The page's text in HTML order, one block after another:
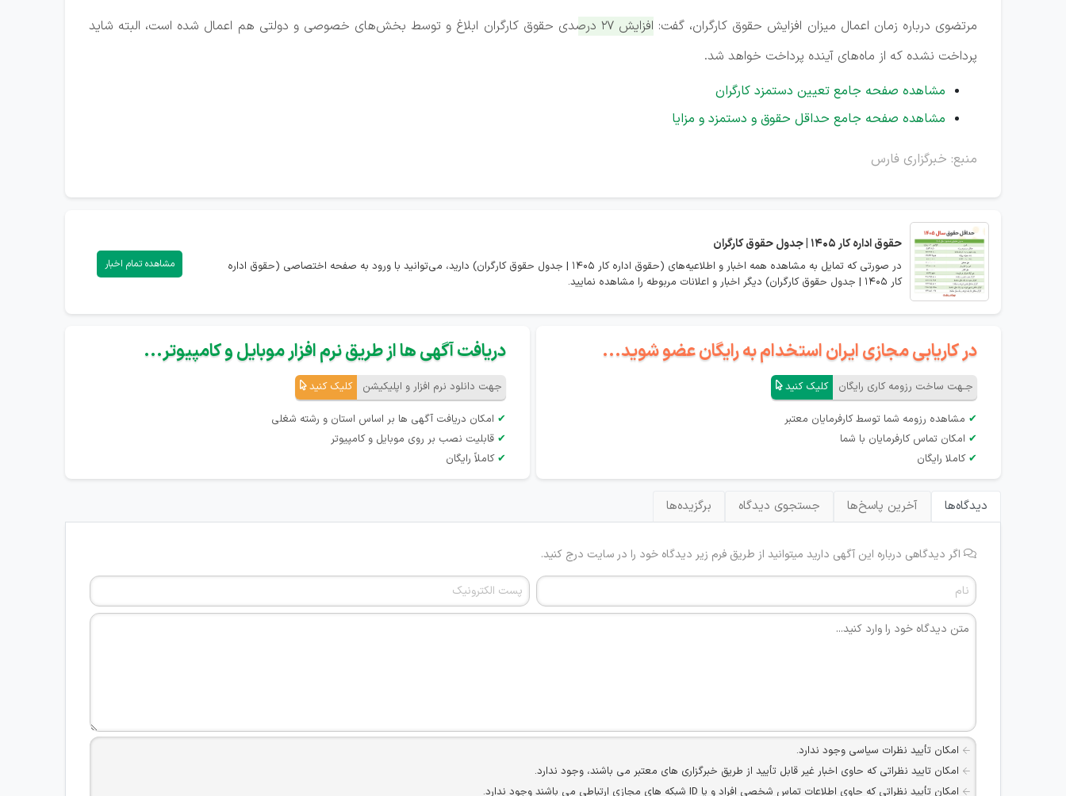
مرتضوی درباره زمان اعمال میزان افزایش حقوق کارگران، گفت:
افزایش 27 درصدی حقوق کارگران ابلاغ و توسط بخش‌های خصوصی و دولتی هم اعمال شده است، البته شاید
پرداخت نشده که از ماه‌های آینده پرداخت خواهد شد.
مشاهده صفحه جامع تعیین دستمزد کارگران
مشاهده صفحه جامع حداقل حقوق و دستمزد و مزایا
منبع: خبرگزاری فارس
حقوق اداره کار 1405 | جدول حقوق کارگران
در صورتی که تمایل به مشاهده همه اخبار و اطلاعیه‌های (حقوق اداره کار 1405 | جدول حقوق کارگران) دارید، می‌توانید با ورود به صفحه اختصاصی (حقوق اداره
کار 1405 | جدول حقوق کارگران) دیگر اخبار و اعلانات مربوطه را مشاهده نمایید.
مشاهده تمام اخبار
در کاریابی مجازی ایران استخدام به رایگان عضو شوید...
جـهت ساخت رزومه کاری رایگان کلیک کنید
✔ مشاهده رزومه شما توسط کارفرمایان معتبر
✔ امکان تماس کارفرمایان با شما
✔ کاملا رایگان
دریافت آگهی ها از طریق نرم افزار موبایل و کامپیوتر...
جهت دانلود نرم افزار و اپلیکیشن کلیک کنید
✔ امکان دریافت آگهی ها بر اساس استان و رشته شغلی
✔ قابلیت نصب بر روی موبایل و کامپیوتر
✔ کاملاً رایگان
دیدگاه‌ها آخرین پاسخ‌ها جستجوی دیدگاه برگزیده‌ها
اگر دیدگاهی درباره این آگهی دارید میتوانید از طریق فرم زیر دیدگاه خود را در سایت درج کنید.
امکان تأیید نظرات سیاسی وجود ندارد.
امکان تایید نظراتی که حاوی اخبار غیر قابل تأیید از طریق خبرگزاری های معتبر می باشند، وجود ندارد.
امکان تأیید نظراتی که حاوی اطلاعات تماس شخصی افراد و یا ID شبکه های مجازی ارتباطی می باشند وجود ندارد.